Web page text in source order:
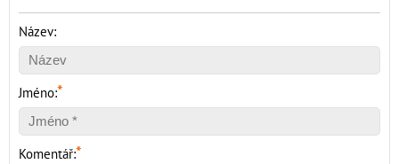
Název:
Jméno:*
Komentář:*